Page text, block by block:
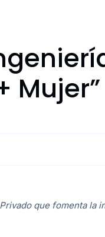
Mujer”
que fomenta la